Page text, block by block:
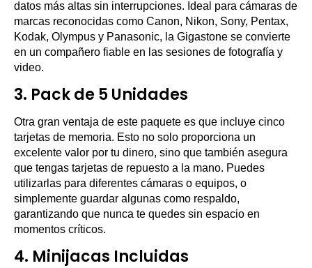
datos más altas sin interrupciones. Ideal para cámaras de
marcas reconocidas como Canon, Nikon, Sony, Pentax,
Kodak, Olympus y Panasonic, la Gigastone se convierte
en un compañero fiable en las sesiones de fotografía y
video.
3. Pack de 5 Unidades
Otra gran ventaja de este paquete es que incluye cinco
tarjetas de memoria. Esto no solo proporciona un
excelente valor por tu dinero, sino que también asegura
que tengas tarjetas de repuesto a la mano. Puedes
utilizarlas para diferentes cámaras o equipos, o
simplemente guardar algunas como respaldo,
garantizando que nunca te quedes sin espacio en
momentos críticos.
4. Minijacas Incluidas